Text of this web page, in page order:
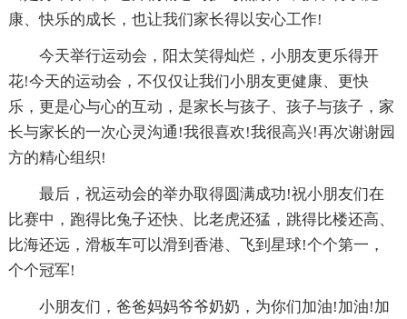
康、快乐的成长，也让我们家长得以安心工作!
今天举行运动会，阳太笑得灿烂，小朋友更乐得开
花!今天的运动会，不仅仅让我们小朋友更健康、更快
乐，更是心与心的互动，是家长与孩子、孩子与孩子，家
长与家长的一次心灵沟通!我很喜欢!我很高兴!再次谢谢园
方的精心组织!
最后，祝运动会的举办取得圆满成功!祝小朋友们在
比赛中，跑得比兔子还快、比老虎还猛，跳得比楼还高、
比海还远，滑板车可以滑到香港、飞到星球!个个第一，
个个冠军!
小朋友们，爸爸妈妈爷爷奶奶，为你们加油!加油!加